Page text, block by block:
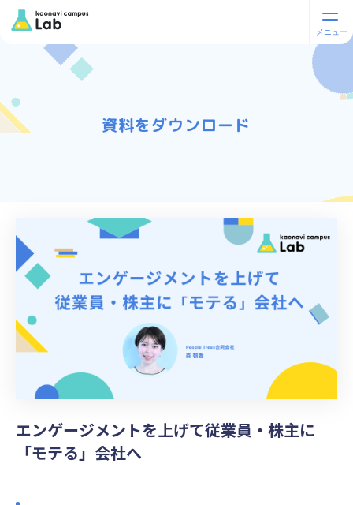
資料をダウンロード
エンゲージメントを上げて従業員・株主に
「モテる」会社へ